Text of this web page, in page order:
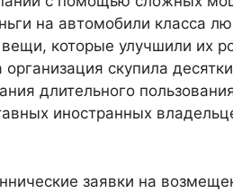
на автомобили класса
которые улучшили их
организация скупила
длительного
иностранных
заявки на